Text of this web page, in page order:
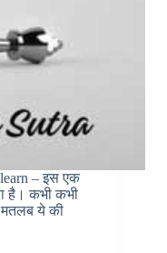
– इस एक
है। कभी कभी
ये की